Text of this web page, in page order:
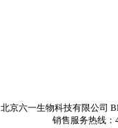
北京六一生物科技有限公司
销售服务热线：